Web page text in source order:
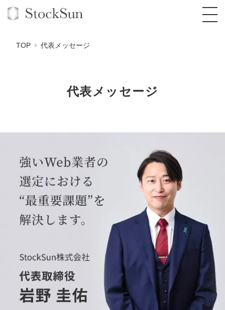
オーダーメイド支援
品質ガイドライン
社内コンペ
クレーム窓口
定額制採用代行・RPO『トルトルくん』
営業改善特化の動画制作『動画でカリトルく
定額LINE運用代行『LINEマキトルくん』
格安でAI導入支援『あいのりAI』
拡散付1日密着動画制作『まるごと社長』
1本無料で記事を制作『SEOトライアル』
定額制LP制作・改善『最強LP』
採用YouTubeチャンネル構築『トリトル』
実績
お役立ち資料
料金表
StockSun道場
道場TOP
動画編集
エンジニア
YouTubeディレクター
年収エージェント
ミッション・ビジョン・バリュー
代表メッセージ（岩野圭佑）
TOP 代表メッセージ
代表メッセージ